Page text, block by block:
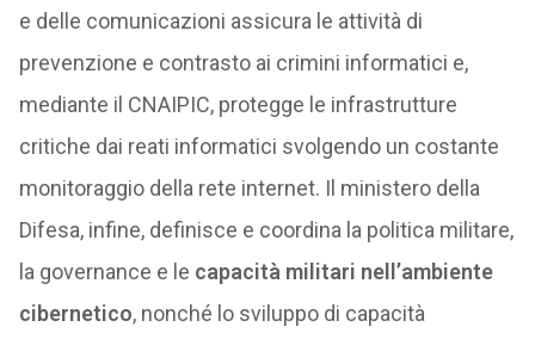
e delle comunicazioni assicura le attività di
prevenzione e contrasto ai crimini informatici e,
mediante il CNAIPIC, protegge le infrastrutture
critiche dai reati informatici svolgendo un costante
monitoraggio della rete internet. Il ministero della
Difesa, infine, definisce e coordina la politica militare,
la governance e le capacità militari nell’ambiente
cibernetico, nonché lo sviluppo di capacità